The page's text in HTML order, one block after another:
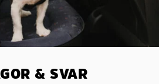
& SVAR